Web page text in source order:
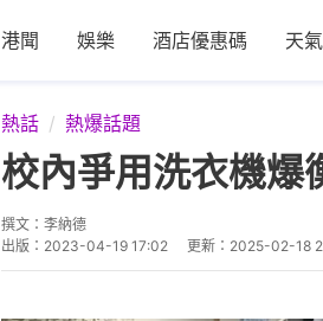
港聞 娛樂 酒店優惠碼 天
熱話 熱爆話題
校內爭用洗衣機
撰文： 李納德
出版： 2023-04-19 17:02 更新： 2025-02-18